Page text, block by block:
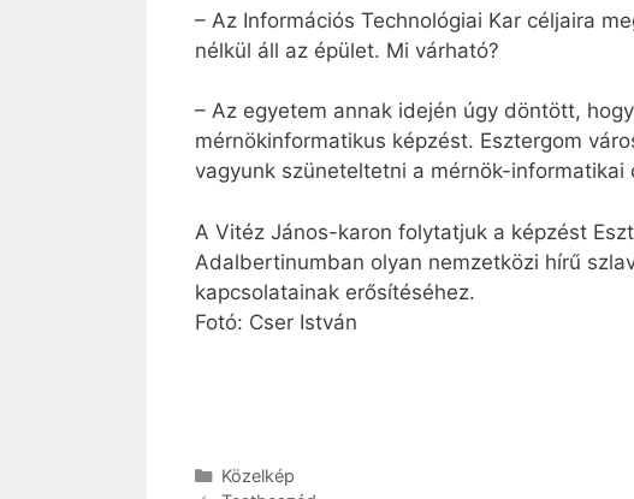
– Az Információs Technológiai Kar céljaira
nélkül áll az épület. Mi várható?
– Az egyetem annak idején úgy döntött,
mérnökinformatikus képzést. Esztergom
vagyunk szüneteltetni a mérnök-
A Vitéz János-karon folytatjuk a képzést
Adalbertinumban olyan nemzetközi hírű
kapcsolatainak erősítéséhez.
Fotó: Cser István
Kategória
Közelkép